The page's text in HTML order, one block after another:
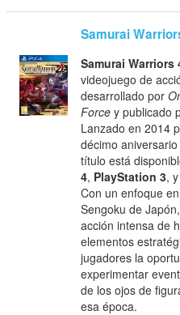
Samurai
Samurai Warriors
videojuego de
desarrollado por
Force y publicado
Lanzado en 2014
décimo
título está
4, PlayStation 3, y
Con un enfoque
Sengoku de
acción intensa de
elementos
jugadores la
experimentar
de los ojos de
esa época.